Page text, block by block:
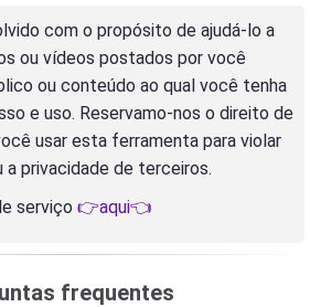
com o propósito de ajudá-lo a
ou vídeos postados por você
ou conteúdo ao qual você tenha
e uso. Reservamo-nos o direito de
usar esta ferramenta para violar
privacidade de terceiros.
serviço 👉aqui👈
frequentes